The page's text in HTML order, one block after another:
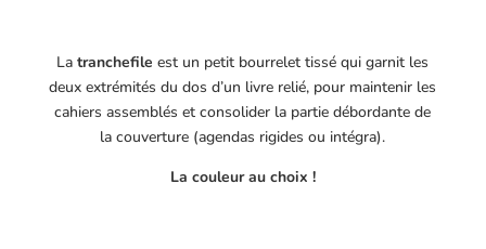
Latranchefile est un petit bourrelet tissé qui garnit les
deux extrémités du dos d’un livre relié, pour maintenir les
cahiers assemblés et consolider la partie débordante de
la couverture (agendas rigides ou intégra).
La couleur au choix !